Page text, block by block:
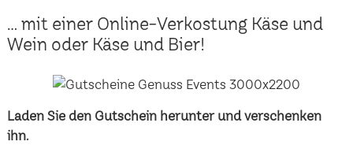
... mit einer Online-Verkostung Käse und
Wein oder Käse und Bier!
Laden Sie den Gutschein herunter und verschenken
ihn.